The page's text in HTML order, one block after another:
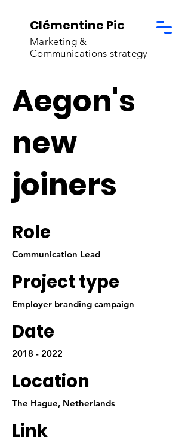
Clémentine Pic
Marketing &
Communications strategy
Aegon's
new
joiners
Role
Communication Lead
Project type
Employer branding campaign
Date
2018 - 2022
Location
The Hague, Netherlands
Link